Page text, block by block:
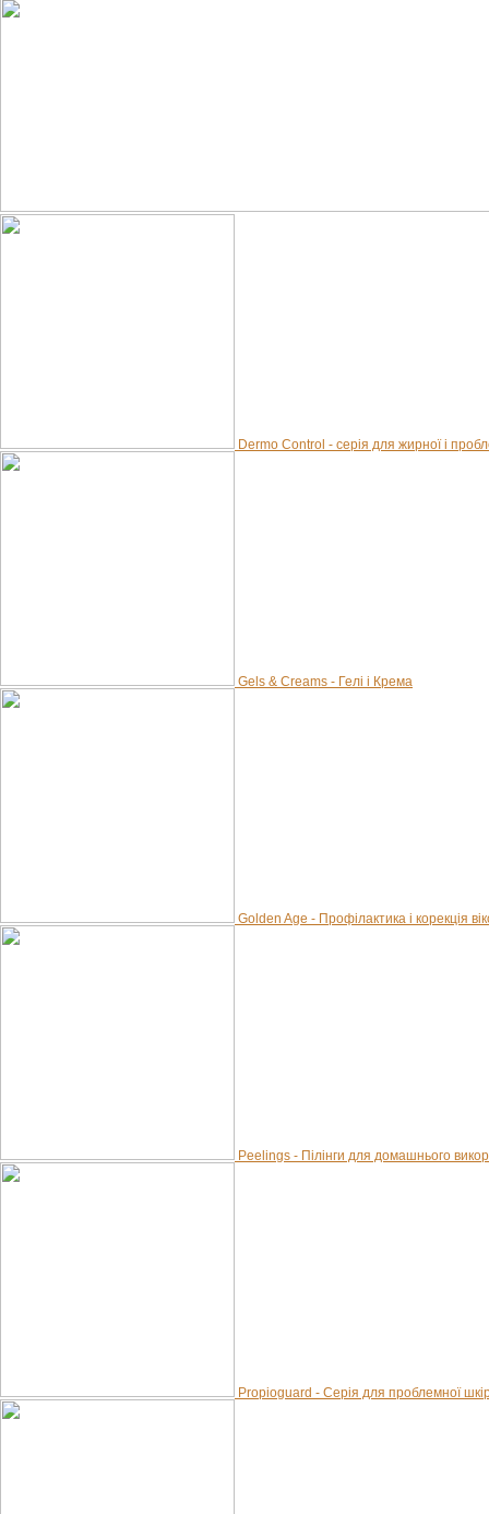
Dermo Control - серія для жирної і
Gels & Creams - Гелі і Крема
Golden Age - Профілактика і корекція
Peelings - Пілінги для домашнього
Propioguard - Серія для проблемної